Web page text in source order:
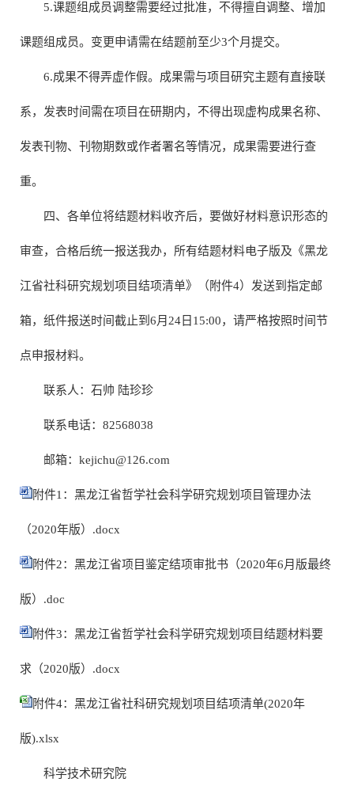
5.课题组成员调整需要经过批准，不得擅自调整、增加
课题组成员。变更申请需在结题前至少3个月提交。
6.成果不得弄虚作假。成果需与项目研究主题有直接联
系，发表时间需在项目在研期内，不得出现虚构成果名称、
发表刊物、刊物期数或作者署名等情况，成果需要进行查
重。
四、各单位将结题材料收齐后，要做好材料意识形态的
审查，合格后统一报送我办，所有结题材料电子版及《黑龙
江省社科研究规划项目结项清单》（附件4）发送到指定邮
箱，纸件报送时间截止到6月24日15:00，请严格按照时间节
点申报材料。
联系人：石帅 陆珍珍
联系电话：82568038
邮箱： kejichu@126.com
附件1：黑龙江省哲学社会科学研究规划项目管理办法
（2020年版）.docx
附件2：黑龙江省项目鉴定结项审批书（2020年6月版最终
版）.doc
附件3：黑龙江省哲学社会科学研究规划项目结题材料要
求（2020版）.docx
附件4：黑龙江省社科研究规划项目结项清单(2020年
版).xlsx
科学技术研究院